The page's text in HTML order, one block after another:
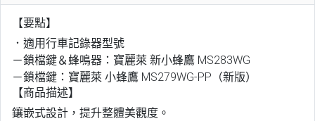
【要點】
．適用行車記錄器型號
－鎖檔鍵＆蜂鳴器：寶麗萊 新小蜂鷹 MS283WG
－鎖檔鍵：寶麗萊 小蜂鷹 MS279WG-PP（新版）
【商品描述】
鑲嵌式設計，提升整體美觀度。